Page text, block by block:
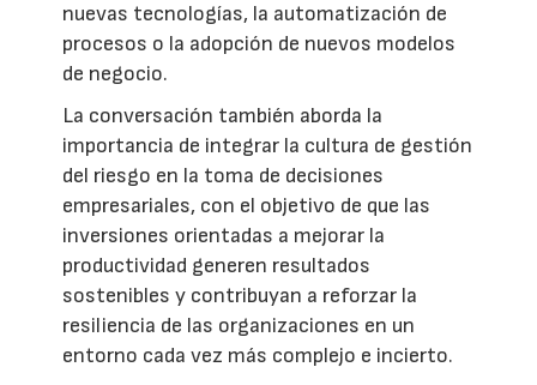
nuevas tecnologías, la automatización de
procesos o la adopción de nuevos modelos
de negocio.
La conversación también aborda la
importancia de integrar la cultura de gestión
del riesgo en la toma de decisiones
empresariales, con el objetivo de que las
inversiones orientadas a mejorar la
productividad generen resultados
sostenibles y contribuyan a reforzar la
resiliencia de las organizaciones en un
entorno cada vez más complejo e incierto.